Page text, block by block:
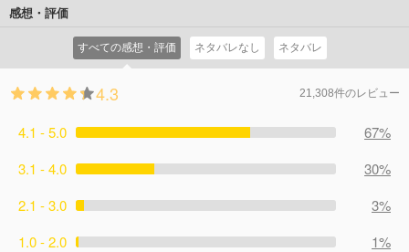
イビッドをアカデミーに呼び戻そうとする。
感想・評価
すべての感想・評価 ネタバレなし ネタバレ
4.3 21,308件のレビュー
4.1 - 5.0
67%
3.1 - 4.0
30%
2.1 - 3.0
3%
1.0 - 2.0
1%